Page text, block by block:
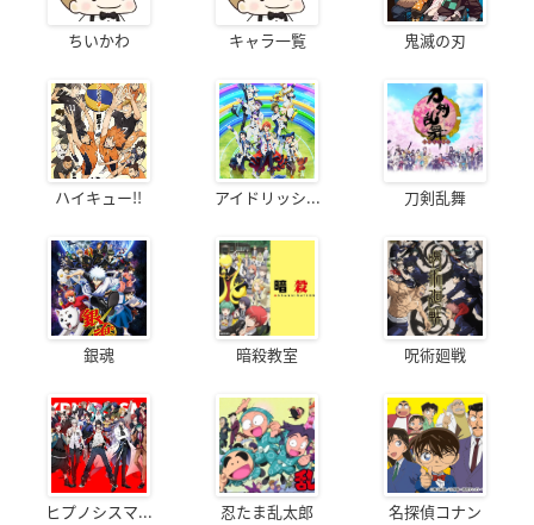
ちいかわ キャラ一覧 鬼滅の刃
ハイキュー!! アイドリッシ... 刀剣乱舞
銀魂 暗殺教室 呪術廻戦
ヒプノシスマ... 忍たま乱太郎 名探偵コナン